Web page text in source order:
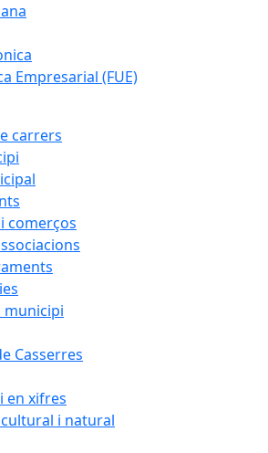
Empresarial (FUE)
carrers
comerços
Casserres
en xifres
i natural